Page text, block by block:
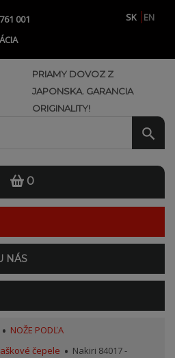
001 SK
EN
PRIAMY DOVOZ Z
JAPONSKA. GARANCIA
ORIGINALITY!
0
NÁS
NOŽE PODĽA
čepele
Nakiri 84017 -